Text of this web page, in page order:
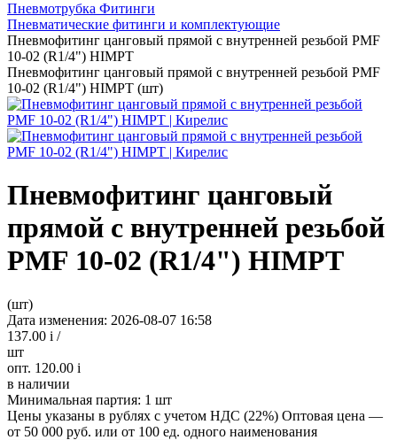
Пневмотрубка Фитинги
Пневматические фитинги и комплектующие
Пневмофитинг цанговый прямой с внутренней резьбой PMF
10-02 (R1/4") HIMPT
Пневмофитинг цанговый прямой с внутренней резьбой PMF
10-02 (R1/4") HIMPT (шт)
Пневмофитинг цанговый
прямой с внутренней резьбой
PMF 10-02 (R1/4") HIMPT
(шт)
Дата изменения: 2026-08-07 16:58
137.00 i /
шт
опт. 120.00 i
в наличии
Минимальная партия: 1 шт
Цены указаны в рублях с учетом НДС (22%) Оптовая цена —
от 50 000 руб. или от 100 ед. одного наименования